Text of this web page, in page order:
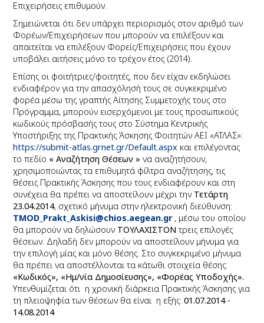
Επιχειρήσεις επιθυμούν.
Σημειώνεται ότι δεν υπάρχει περιορισμός στον αριθμό των
Φορέων/Επιχειρήσεων που μπορούν να επιλέξουν και
απαιτείται να επιλέξουν Φορείς/Επιχειρήσεις που έχουν
υποβάλει αιτήσεις μόνο το τρέχον έτος (2014).
Επίσης οι φοιτήτριες/φοιτητές, που δεν είχαν εκδηλώσει
ενδιαφέρον για την απασχόλησή τους σε συγκεκριμένο
φορέα μέσω τηςγραπτής Αίτησης Συμμετοχής τους στο
Πρόγραμμα, μπορούν εισερχόμενοι με τους προσωπικούς
κωδικούς πρόσβασής τους στο Σύστημα Κεντρικής
Υποστήριξης της Πρακτικής Άσκησης Φοιτητών ΑΕΙ «ΑΤΛΑΣ»:
https://submit-atlas.grnet.gr/Default.aspx και επιλέγοντας
το πεδίο « Αναζήτηση Θέσεων » να αναζητήσουν,
χρησιμοποιώντας τα επιθυμητά φίλτρα αναζήτησης, τις
θέσεις Πρακτικής Άσκησης που τους ενδιαφέρουν και στη
συνέχεια θα πρέπει να αποστείλουν μέχρι την Τετάρτη
23.04.2014, σχετικό μήνυμα στην ηλεκτρονική διεύθυνση:
TMOD Prakt _Askisi@chios.aegean.gr , μέσω του οποίου
θα μπορούν να δηλώσουν ΤΟΥΛΑΧΙΣΤΟΝ τρεις επιλογές
θέσεων. Δηλαδή δεν μπορούν να αποστείλουν μήνυμα για
την επιλογή μίας και μόνο θέσης. Στο συγκεκριμένο μήνυμα
θα πρέπει να αποστέλλονται τα κάτωθι στοιχεία θέσης:
«Κωδικός», «Ημ/νία Δημοσίευσης», «Φορέας Υποδοχής».
Υπενθυμίζεται ότι η χρονική διάρκεια Πρακτικής Άσκησης για
τη πλειοψηφία των θέσεων θα είναι η εξής:01.07.2014 -
14.08.2014